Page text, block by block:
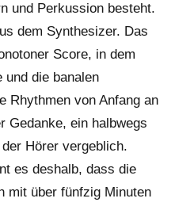
und Perkussion besteht.
dem Synthesizer. Das
Score, in dem
die banalen
Rhythmen von Anfang an
Gedanke, ein halbwegs
Hörer vergeblich.
es deshalb, dass die
mit über fünfzig Minuten